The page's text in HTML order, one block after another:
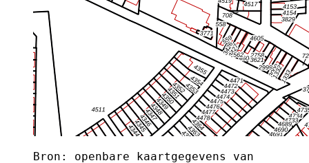
Bron: openbare kaartgegevens van